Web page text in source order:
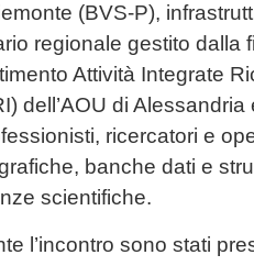
(BVS-P),
regionale gestito dalla
Attività Integrate
dell’AOU di
ricercatori e
banche dati e
scientifiche.
l’incontro sono stati